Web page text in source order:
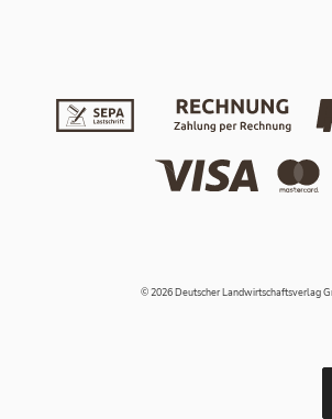
© 2026 Deutscher Landwirtschaftsverlag